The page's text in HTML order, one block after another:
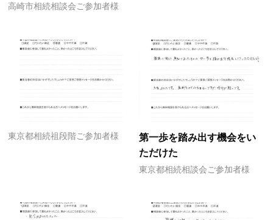
高崎市相続相談会ご参加者様
東京都相続祖段階ご参加者様
第一歩を踏み出す機会をい
ただけた
東京都相続相談会ご参加者様